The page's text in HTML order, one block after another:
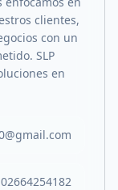
clientes,
con un
SLP
en
02664254182